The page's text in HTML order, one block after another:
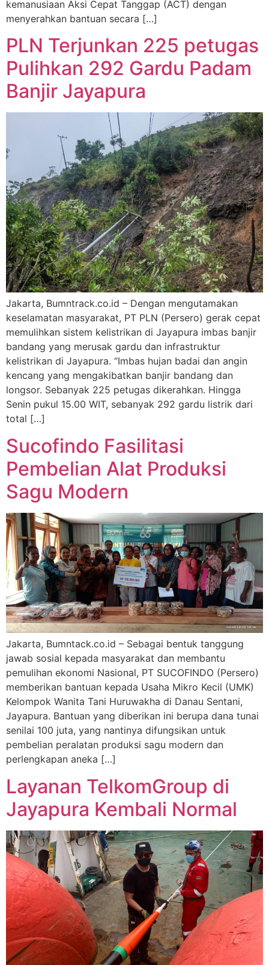
kemanusiaan Aksi Cepat Tanggap (ACT) dengan
menyerahkan bantuan secara […]
PLN Terjunkan 225 petugas
Pulihkan 292 Gardu Padam
Banjir Jayapura
Jakarta, Bumntrack.co.id – Dengan mengutamakan
keselamatan masyarakat, PT PLN (Persero) gerak cepat
memulihkan sistem kelistrikan di Jayapura imbas banjir
bandang yang merusak gardu dan infrastruktur
kelistrikan di Jayapura. “Imbas hujan badai dan angin
kencang yang mengakibatkan banjir bandang dan
longsor. Sebanyak 225 petugas dikerahkan. Hingga
Senin pukul 15.00 WIT, sebanyak 292 gardu listrik dari
total […]
Sucofindo Fasilitasi
Pembelian Alat Produksi
Sagu Modern
Jakarta, Bumntack.co.id – Sebagai bentuk tanggung
jawab sosial kepada masyarakat dan membantu
pemulihan ekonomi Nasional, PT SUCOFINDO (Persero)
memberikan bantuan kepada Usaha Mikro Kecil (UMK)
Kelompok Wanita Tani Huruwakha di Danau Sentani,
Jayapura. Bantuan yang diberikan ini berupa dana tunai
senilai 100 juta, yang nantinya difungsikan untuk
pembelian peralatan produksi sagu modern dan
perlengkapan aneka […]
Layanan TelkomGroup di
Jayapura Kembali Normal